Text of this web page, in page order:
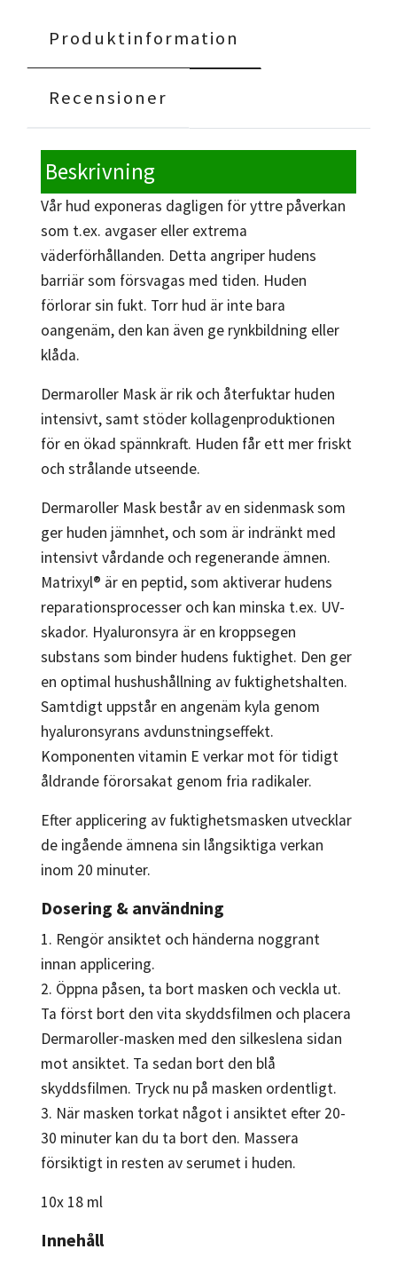
Produktinformation
Recensioner
Beskrivning
Vår hud exponeras dagligen för yttre påverkan
som t.ex. avgaser eller extrema
väderförhållanden. Detta angriper hudens
barriär som försvagas med tiden. Huden
förlorar sin fukt. Torr hud är inte bara
oangenäm, den kan även ge rynkbildning eller
klåda.
Dermaroller Mask är rik och återfuktar huden
intensivt, samt stöder kollagenproduktionen
för en ökad spännkraft. Huden får ett mer friskt
och strålande utseende.
Dermaroller Mask består av en sidenmask som
ger huden jämnhet, och som är indränkt med
intensivt vårdande och regenerande ämnen.
Matrixyl® är en peptid, som aktiverar hudens
reparationsprocesser och kan minska t.ex. UV-
skador. Hyaluronsyra är en kroppsegen
substans som binder hudens fuktighet. Den ger
en optimal hushushållning av fuktighetshalten.
Samtdigt uppstår en angenäm kyla genom
hyaluronsyrans avdunstningseffekt.
Komponenten vitamin E verkar mot för tidigt
åldrande förorsakat genom fria radikaler.
Efter applicering av fuktighetsmasken utvecklar
de ingående ämnena sin långsiktiga verkan
inom 20 minuter.
Dosering & användning
1. Rengör ansiktet och händerna noggrant
innan applicering.
2. Öppna påsen, ta bort masken och veckla ut.
Ta först bort den vita skyddsfilmen och placera
Dermaroller-masken med den silkeslena sidan
mot ansiktet. Ta sedan bort den blå
skyddsfilmen. Tryck nu på masken ordentligt.
3. När masken torkat något i ansiktet efter 20-
30 minuter kan du ta bort den. Massera
försiktigt in resten av serumet i huden.
10x 18 ml
Innehåll